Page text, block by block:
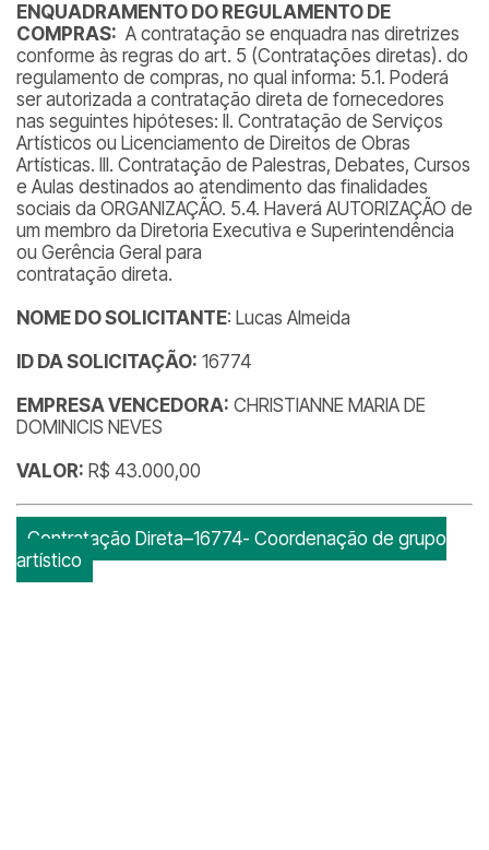
ENQUADRAMENTO DO REGULAMENTO DE
COMPRAS: A contratação se enquadra nas diretrizes
conforme às regras do art. 5 (Contratações diretas). do
regulamento de compras, no qual informa: 5.1. Poderá
ser autorizada a contratação direta de fornecedores
nas seguintes hipóteses: II. Contratação de Serviços
Artísticos ou Licenciamento de Direitos de Obras
Artísticas. III. Contratação de Palestras, Debates, Cursos
e Aulas destinados ao atendimento das finalidades
sociais da ORGANIZAÇÃO. 5.4. Haverá AUTORIZAÇÃO de
um membro da Diretoria Executiva e Superintendência
ou Gerência Geral para
contratação direta.
NOME DO SOLICITANTE: Lucas Almeida
ID DA SOLICITAÇÃO: 16774
EMPRESA VENCEDORA: CHRISTIANNE MARIA DE
DOMINICIS NEVES
VALOR: R$ 43.000,00
Contratação Direta–16774- Coordenação de grupo
artístico